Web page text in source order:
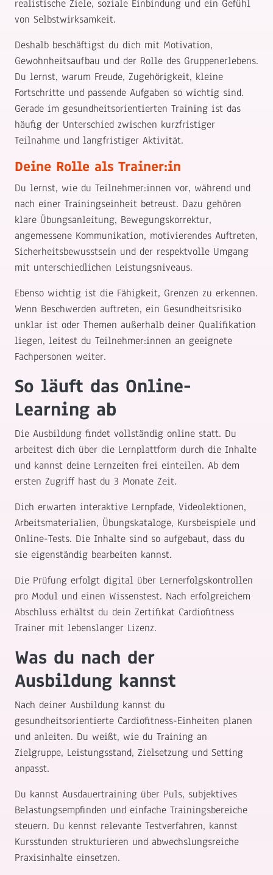
realistische Ziele, soziale Einbindung und ein Gefühl
von Selbstwirksamkeit.
Deshalb beschäftigst du dich mit Motivation,
Gewohnheitsaufbau und der Rolle des Gruppenerlebens.
Du lernst, warum Freude, Zugehörigkeit, kleine
Fortschritte und passende Aufgaben so wichtig sind.
Gerade im gesundheitsorientierten Training ist das
häufig der Unterschied zwischen kurzfristiger
Teilnahme und langfristiger Aktivität.
Deine Rolle als Trainer:in
Du lernst, wie du Teilnehmer:innen vor, während und
nach einer Trainingseinheit betreust. Dazu gehören
klare Übungsanleitung, Bewegungskorrektur,
angemessene Kommunikation, motivierendes Auftreten,
Sicherheitsbewusstsein und der respektvolle Umgang
mit unterschiedlichen Leistungsniveaus.
Ebenso wichtig ist die Fähigkeit, Grenzen zu erkennen.
Wenn Beschwerden auftreten, ein Gesundheitsrisiko
unklar ist oder Themen außerhalb deiner Qualifikation
liegen, leitest du Teilnehmer:innen an geeignete
Fachpersonen weiter.
So läuft das Online-
Learning ab
Die Ausbildung findet vollständig online statt. Du
arbeitest dich über die Lernplattform durch die Inhalte
und kannst deine Lernzeiten frei einteilen. Ab dem
ersten Zugriff hast du 3 Monate Zeit.
Dich erwarten interaktive Lernpfade, Videolektionen,
Arbeitsmaterialien, Übungskataloge, Kursbeispiele und
Online-Tests. Die Inhalte sind so aufgebaut, dass du
sie eigenständig bearbeiten kannst.
Die Prüfung erfolgt digital über Lernerfolgskontrollen
pro Modul und einen Wissenstest. Nach erfolgreichem
Abschluss erhältst du dein Zertifikat Cardiofitness
Trainer mit lebenslanger Lizenz.
Was du nach der
Ausbildung kannst
Nach deiner Ausbildung kannst du
gesundheitsorientierte Cardiofitness-Einheiten planen
und anleiten. Du weißt, wie du Training an
Zielgruppe, Leistungsstand, Zielsetzung und Setting
anpasst.
Du kannst Ausdauertraining über Puls, subjektives
Belastungsempfinden und einfache Trainingsbereiche
steuern. Du kennst relevante Testverfahren, kannst
Kursstunden strukturieren und abwechslungsreiche
Praxisinhalte einsetzen.